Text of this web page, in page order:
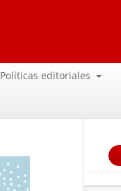
Políticas editoriales